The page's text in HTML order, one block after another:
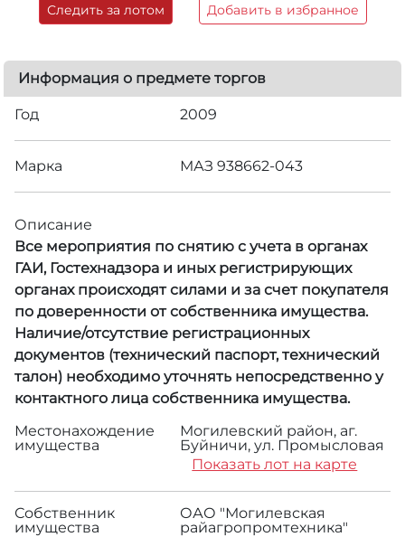
Следить за лотом Добавить в избранное
Информация о предмете торгов
Год 2009
Марка МАЗ 938662-043
Описание
Все мероприятия по снятию с учета в органах
ГАИ, Гостехнадзора и иных регистрирующих
органах происходят силами и за счет покупателя
по доверенности от собственника имущества.
Наличие/отсутствие регистрационных
документов (технический паспорт, технический
талон) необходимо уточнять непосредственно у
контактного лица собственника имущества.
Местонахождение
имущества
Могилевский район, аг.
Буйничи, ул. Промысловая
Показать лот на карте
Собственник
имущества
ОАО "Могилевская
райагропромтехника"